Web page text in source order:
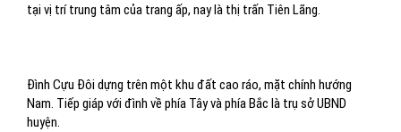
tại vị trí trung tâm của trang ấp, nay là thị trấn Tiên Lãng.
Đình Cựu Đôi dựng trên một khu đất cao ráo, mặt chính hướng
Nam. Tiếp giáp với đình về phía Tây và phía Bắc là trụ sở UBND
huyện.